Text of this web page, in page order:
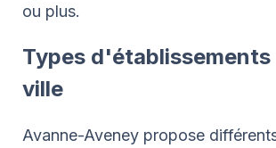
ou plus.
Types d'établissements
ville
Avanne-Aveney propose